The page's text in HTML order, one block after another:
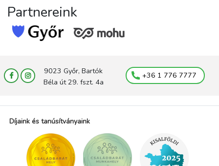
Partnereink
9023 Győr, Bartók
Béla út 29. fszt. 4a
+36 1 776 7777
Díjaink és tanúsítványaink